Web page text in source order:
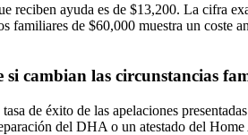
reciben ayuda es de $13,200. La cifra
familiares de $60,000 muestra un
cambian las circunstancias
de éxito de las apelaciones
del DHA o un atestado del